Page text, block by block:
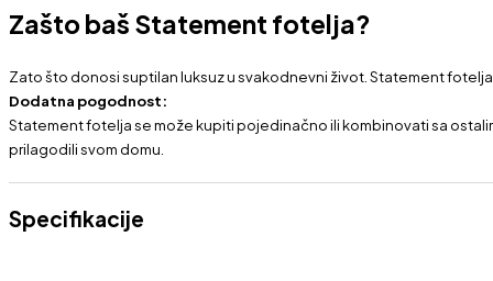
Zašto baš Statement fotelja?
Zato što donosi suptilan luksuz u svakodnevni život. Statement
Dodatna pogodnost:
Statement fotelja se može kupiti pojedinačno ili kombinovati sa
prilagodili svom domu.
Specifikacije